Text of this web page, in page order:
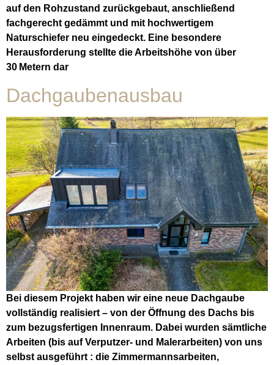
auf den Rohzustand zurückgebaut, anschließend
fachgerecht gedämmt und mit hochwertigem
Naturschiefer neu eingedeckt. Eine besondere
Herausforderung stellte die Arbeitshöhe von über
30 Metern dar
Dachgaubenausbau
Bei diesem Projekt haben wir eine neue Dachgaube
vollständig realisiert – von der Öffnung des Dachs bis
zum bezugsfertigen Innenraum. Dabei wurden sämtliche
Arbeiten (bis auf Verputzer- und Malerarbeiten) von uns
selbst ausgeführt : die Zimmermannsarbeiten,